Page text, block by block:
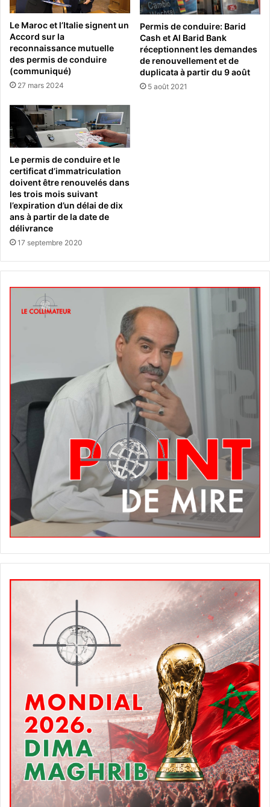
Le Maroc et l’Italie signent un
Accord sur la
reconnaissance mutuelle
des permis de conduire
(communiqué)
27 mars 2024
Permis de conduire: Barid
Cash et Al Barid Bank
réceptionnent les demandes
de renouvellement et de
duplicata à partir du 9 août
5 août 2021
Le permis de conduire et le
certificat d’immatriculation
doivent être renouvelés dans
les trois mois suivant
l’expiration d’un délai de dix
ans à partir de la date de
délivrance
17 septembre 2020